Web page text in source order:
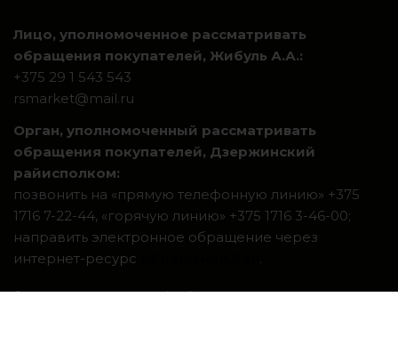
Лицо, уполномоченное рассматривать
обращения покупателей, Жибуль А.А.:
+375 29 1 543 543
rsmarket@mail.ru
Орган, уполномоченный рассматривать
обращения покупателей, Дзержинский
райисполком:
позвонить на «прямую телефонную линию» +375
1716 7-22-44, «горячую линию» +375 1716 3-46-00;
направить электронное обращение через
интернет-ресурс
.
Система интернет-магазинов beseller